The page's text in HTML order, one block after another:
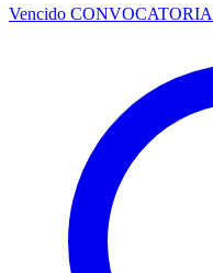
Vencido